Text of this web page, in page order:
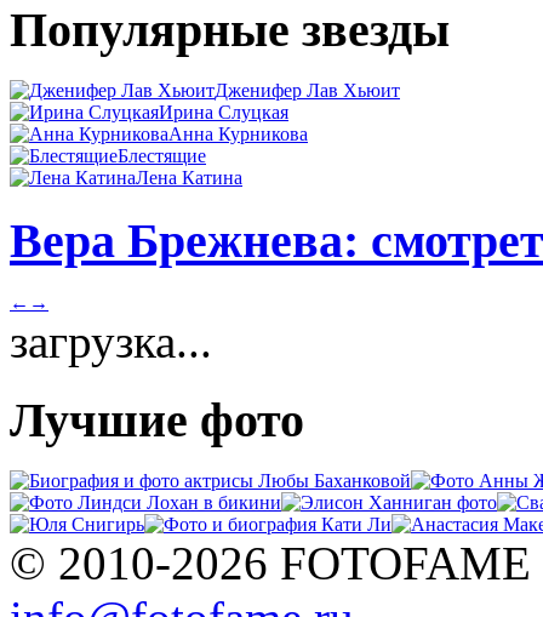
Популярные звезды
Дженифер Лав Хьюит
Ирина Слуцкая
Анна Курникова
Блестящие
Лена Катина
Вера Брежнева:
← →
загрузка...
Лучшие фото
© 2010-2026 FOTOFAME